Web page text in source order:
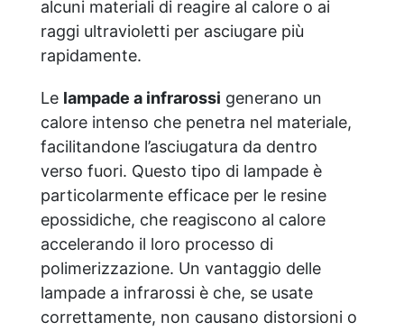
alcuni materiali di reagire al calore o ai
raggi ultravioletti per asciugare più
rapidamente.
Le lampade a infrarossi generano un
calore intenso che penetra nel materiale,
facilitandone l’asciugatura da dentro
verso fuori. Questo tipo di lampade è
particolarmente efficace per le resine
epossidiche, che reagiscono al calore
accelerando il loro processo di
polimerizzazione. Un vantaggio delle
lampade a infrarossi è che, se usate
correttamente, non causano distorsioni o